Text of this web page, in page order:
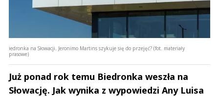
iedronka na Słowacji. Jeronimo Martins szykuje się do przejęć? (fot. materiały
prasowe)
Już ponad rok temu Biedronka weszła na
Słowację. Jak wynika z wypowiedzi Any Luisa